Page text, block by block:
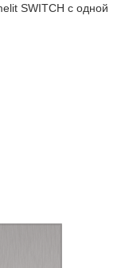
SWITCH с одной